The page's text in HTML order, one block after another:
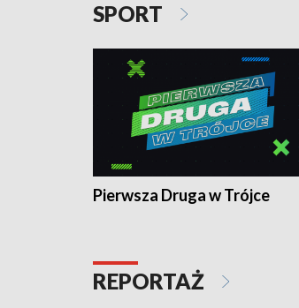
SPORT
Pierwsza Druga w Trójce
REPORTAŻ